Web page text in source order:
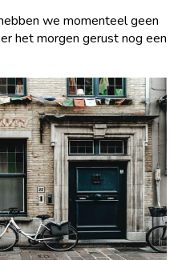
we momenteel geen
het morgen gerust nog een